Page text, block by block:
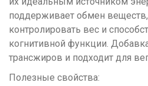
поддерживает обмен
контролировать вес и
когнитивной функции.
трансжиров и подходит для
Полезные свойства: